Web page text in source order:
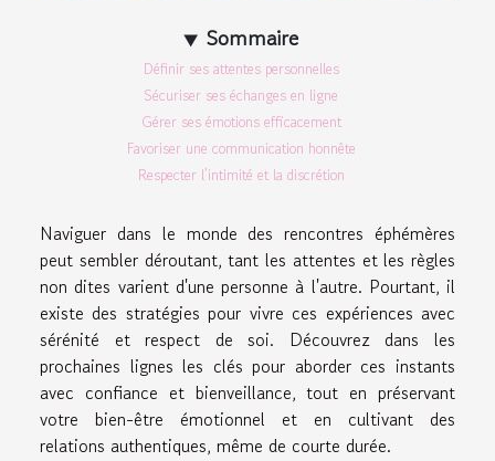
Sommaire
Définir ses attentes personnelles
Sécuriser ses échanges en ligne
Gérer ses émotions efficacement
Favoriser une communication honnête
Respecter l’intimité et la discrétion
Naviguer dans le monde des rencontres éphémères
peut sembler déroutant, tant les attentes et les règles
non dites varient d'une personne à l'autre. Pourtant, il
existe des stratégies pour vivre ces expériences avec
sérénité et respect de soi. Découvrez dans les
prochaines lignes les clés pour aborder ces instants
avec confiance et bienveillance, tout en préservant
votre bien-être émotionnel et en cultivant des
relations authentiques, même de courte durée.